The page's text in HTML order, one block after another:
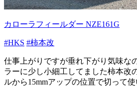
カローラフィールダー NZE161G
#HKS #柿本改
仕事上がりですが垂れ下がり気味な
ラーに少し小細工してました柿本改
ルから15mmアップの位置で切って